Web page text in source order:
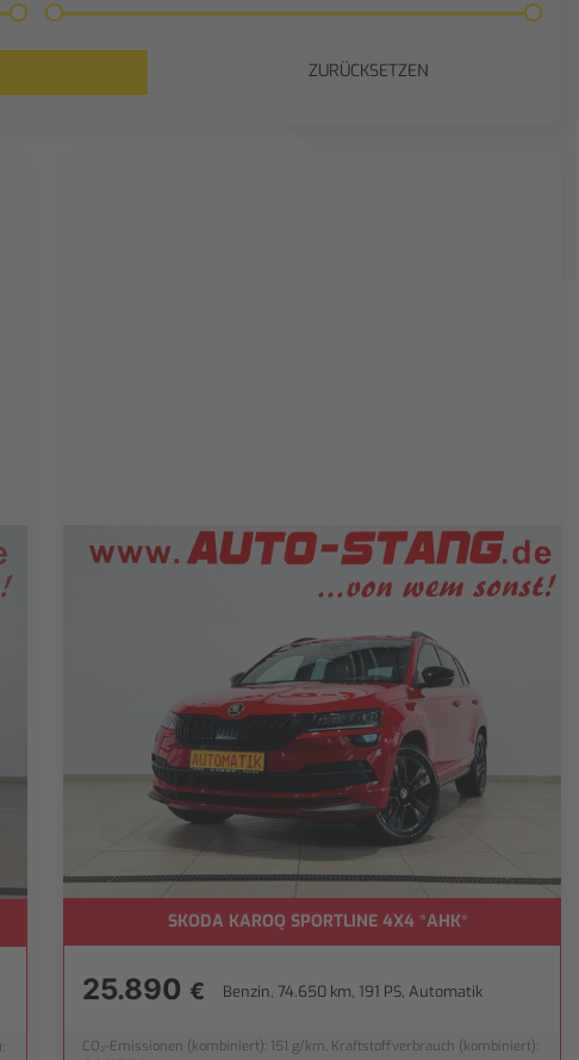
ZURÜCKSETZEN
SKODA KAROQ SPORTLINE 4X4 *AHK*
25.890 € Benzin, 74.650 km, 191 PS, Automatik
CO₂-Emissionen (kombiniert): 151 g/km, Kraftstoffverbrauch (kombiniert):